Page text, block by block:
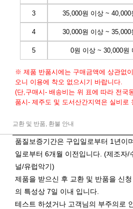
3 35,000원 이상 ~ 40,000
4 30,000원 이상 ~ 35,000
5 0원 이상 ~ 30,000원
※ 제품 반품시에는 구매금액에 상관없
오니 이용에 착오 없으시기 바랍니다.
(단,구매시- 배송비는 위 표에 따라 전국
품시- 제주도 및 도서산간지역은 실비로
교환 및 반품, 환불 안내
품질보증기간은 구입일로부터 1년이
일로부터 6개월 이전입니다. (제조자/
널/유럽악기)
제품을 받으신 후 교환 및 반품을 신
의 특성상 7일 이내 입니다.
테스트 하셨거나 고객님의 부주의로